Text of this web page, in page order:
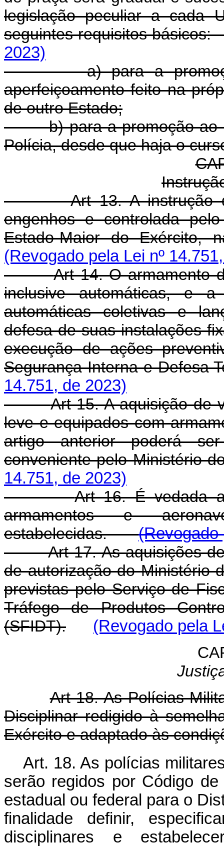
legislação peculiar a cada
seguintes requisitos
2023)
a) para a promoção
aperfeiçoamento feito na
de outro Estado;
b) para a promoção ao
Polícia, desde que haja o
Art 13. A instrução
engenhos e controlada
Estado-Maior do Exército,
(Revogado pela Lei nº
Art 14. O armamento
inclusive automáticas, e
automáticas coletivas e
defesa de suas instalações
execução de ações
Segurança Interna e Defesa
14.751, de 2023)
Art 15. A aquisição de
leve e equipados com
artigo anterior poderá
conveniente pelo Ministério
14.751, de 2023)
Art 16. É vedada
armamentos e
estabelecidas.(Revogado
Art 17. As aquisições
de autorização do Ministério
previstas pelo Serviço de
Tráfego de Produtos
(SFIDT).
(Revogado pela
Art 18. As Polícias
Disciplinar redigido à
Exército e adaptado às
Art. 18. As polícias
serão regidos por Código
estadual ou federal para o
finalidade definir,
disciplinares e